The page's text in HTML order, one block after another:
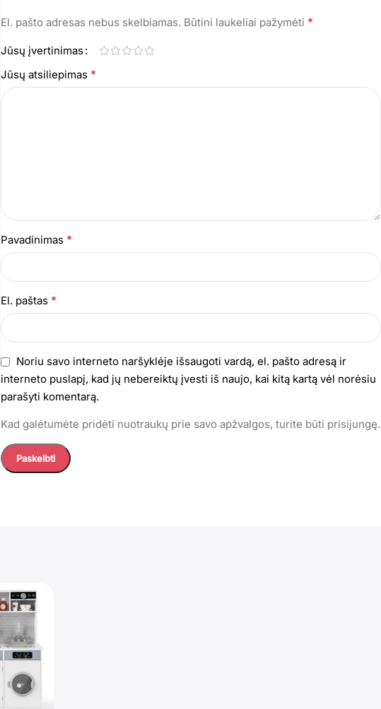
El. pašto adresas nebus skelbiamas. Būtini laukeliai pažymėti *
Jūsų įvertinimas
Jūsų atsiliepimas *
Pavadinimas *
El. paštas *
Noriu savo interneto naršyklėje išsaugoti vardą, el. pašto adresą ir
interneto puslapį, kad jų nebereiktų įvesti iš naujo, kai kitą kartą vėl norėsiu
parašyti komentarą.
Kad galėtumėte pridėti nuotraukų prie savo apžvalgos, turite būti prisijungę.